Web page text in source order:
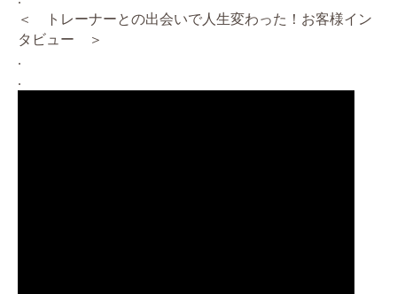
＜ トレーナーとの出会いで人生変わった！お客様イン
タビュー ＞
.
.